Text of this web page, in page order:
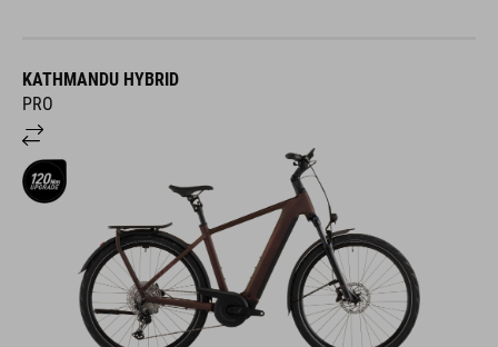
KATHMANDU HYBRID
PRO